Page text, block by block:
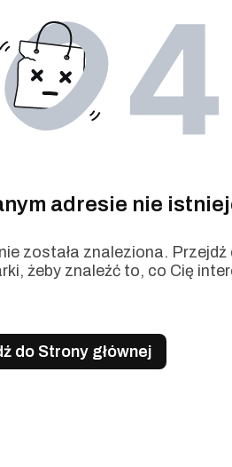
adresie nie
została znaleziona. Przejdź
żeby znaleźć to, co Cię
do Strony głównej